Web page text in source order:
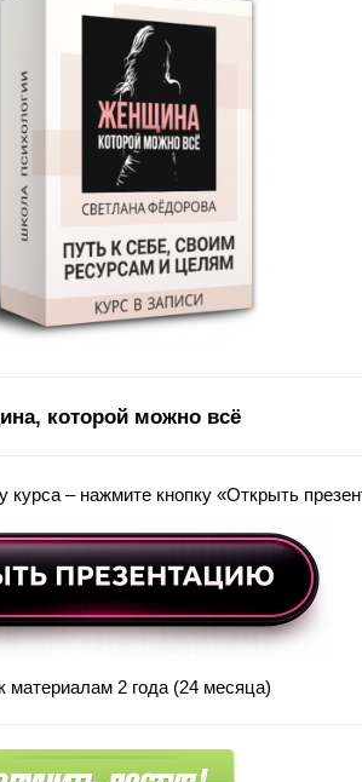
которой можно всё
курса – нажмите кнопку «Открыть
материалам 2 года (24 месяца)